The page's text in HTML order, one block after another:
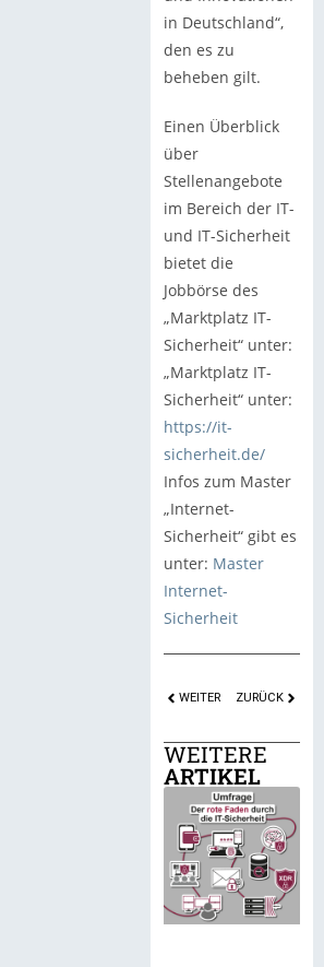
in Deutschland“,
den es zu
beheben gilt.
Einen Überblick
über
Stellenangebote
im Bereich der IT-
und IT-Sicherheit
bietet die
Jobbörse des
„Marktplatz IT-
Sicherheit“ unter:
„Marktplatz IT-
Sicherheit“ unter:
https://it-
sicherheit.de/
Infos zum Master
„Internet-
Sicherheit“ gibt es
unter: Master
Internet-
Sicherheit
WEITER ZURÜCK
WEITERE
ARTIKEL